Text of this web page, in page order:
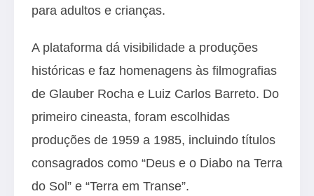
para adultos e crianças.
A plataforma dá visibilidade a produções
históricas e faz homenagens às filmografias
de Glauber Rocha e Luiz Carlos Barreto. Do
primeiro cineasta, foram escolhidas
produções de 1959 a 1985, incluindo títulos
consagrados como “Deus e o Diabo na Terra
do Sol” e “Terra em Transe”.